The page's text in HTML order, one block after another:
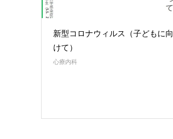
新型コロナウィルス（子どもに向
けて）
心療内科